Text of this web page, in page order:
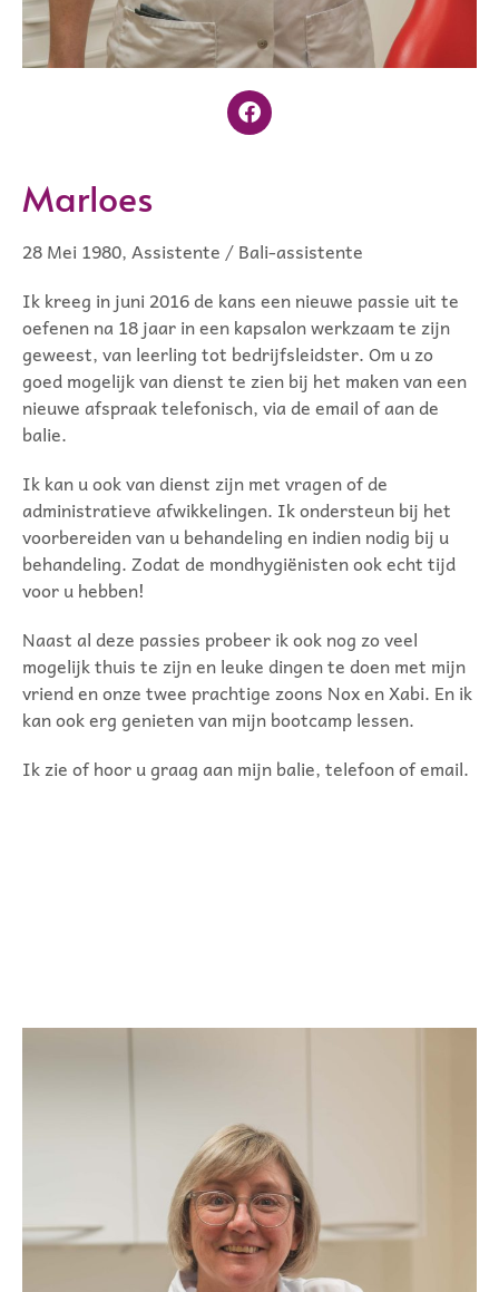
Marloes
28 Mei 1980, Assistente / Bali-assistente
Ik kreeg in juni 2016 de kans een nieuwe passie uit te
oefenen na 18 jaar in een kapsalon werkzaam te zijn
geweest, van leerling tot bedrijfsleidster. Om u zo
goed mogelijk van dienst te zien bij het maken van een
nieuwe afspraak telefonisch, via de email of aan de
balie.
Ik kan u ook van dienst zijn met vragen of de
administratieve afwikkelingen. Ik ondersteun bij het
voorbereiden van u behandeling en indien nodig bij u
behandeling. Zodat de mondhygiënisten ook echt tijd
voor u hebben!
Naast al deze passies probeer ik ook nog zo veel
mogelijk thuis te zijn en leuke dingen te doen met mijn
vriend en onze twee prachtige zoons Nox en Xabi. En ik
kan ook erg genieten van mijn bootcamp lessen.
Ik zie of hoor u graag aan mijn balie, telefoon of email.